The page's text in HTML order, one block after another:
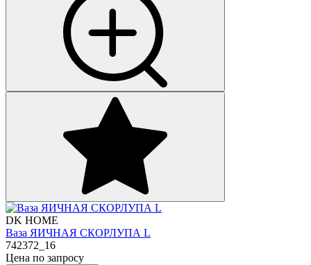
DK HOME
Ваза ЯИЧНАЯ СКОРЛУПА L
742372_16
Цена по запросу